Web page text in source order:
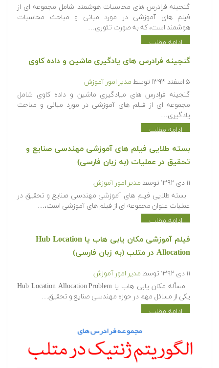
گنجینه فرادرس های محاسبات هوشمند شامل مجموعه ای از
فیلم های آموزشی در مورد مبانی و مباحث محاسبات
هوشمند است، که به صورت تئوری…
ادامه مطلب
گنجینه فرادرس های یادگیری ماشین و داده کاوی
۵ اسفند ۱۳۹۳ توسط مدیر امور آموزش
گنجینه فرادرس های میادگیری ماشین و داده کاوی شامل
مجموعه ای از فیلم های آموزشی در مورد مبانی و مباحث
یادگیری…
ادامه مطلب
بسته طلایی فیلم های آموزشی مهندسی صنایع و
تحقیق در عملیات (به زبان فارسی)
۱۱ دی ۱۳۹۲ توسط مدیر امور آموزش
بسته طلایی فیلم های آموزشی مهندسی صنایع و تحقیق در
عملیات عنوان مجموعه ای از فیلم های آموزشی است،…
ادامه مطلب
فیلم آموزشی مکان یابی هاب یا Hub Location
Allocation در متلب (به زبان فارسی)
۱۱ دی ۱۳۹۲ توسط مدیر امور آموزش
مسأله مکان یابی هاب یا Hub Location Allocation Problem
یکی از مسائل مهم در حوزه مهندسی صنایع و تحقیق…
ادامه مطلب